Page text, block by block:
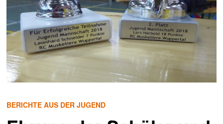
BERICHTE AUS DER JUGEND